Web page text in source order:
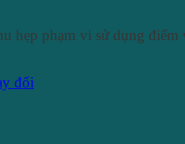
phạm vi sử dụng
đổi